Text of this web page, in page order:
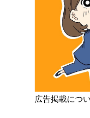
広告掲載につ